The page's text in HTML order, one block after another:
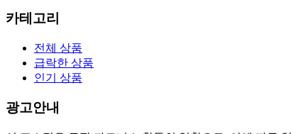
카테고리
전체 상품
급락한 상품
인기 상품
광고안내